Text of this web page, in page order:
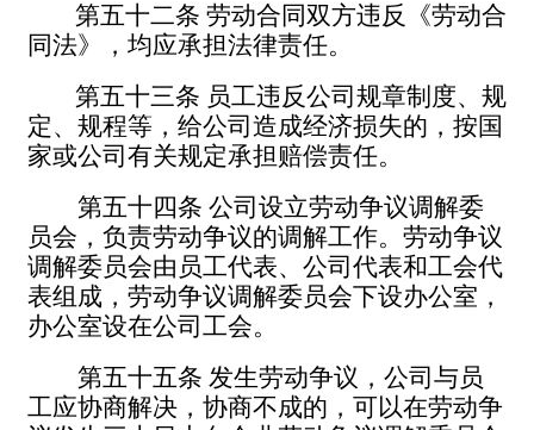
第五十二条 劳动合同双方违反《劳动合
同法》，均应承担法律责任。
第五十三条 员工违反公司规章制度、规
定、规程等，给公司造成经济损失的，按国
家或公司有关规定承担赔偿责任。
第五十四条 公司设立劳动争议调解委
员会，负责劳动争议的调解工作。劳动争议
调解委员会由员工代表、公司代表和工会代
表组成，劳动争议调解委员会下设办公室，
办公室设在公司工会。
第五十五条 发生劳动争议，公司与员
工应协商解决，协商不成的，可以在劳动争